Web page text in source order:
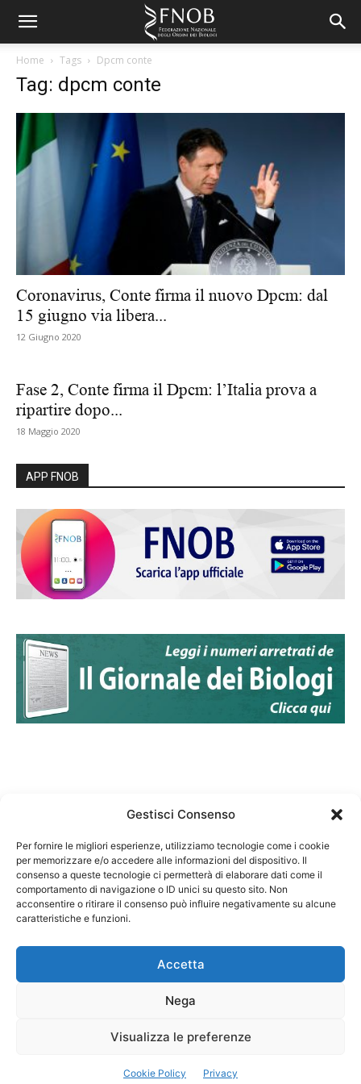
Gestisci Consenso
Per fornire le migliori esperienze, utilizziamo tecnologie come i cookie
per memorizzare e/o accedere alle informazioni del dispositivo. Il
consenso a queste tecnologie ci permetterà di elaborare dati come il
comportamento di navigazione o ID unici su questo sito. Non
acconsentire o ritirare il consenso può influire negativamente su alcune
caratteristiche e funzioni.
Accetta
Nega
Visualizza le preferenze
Cookie Policy Privacy
Home Tags Dpcm conte
Tag: dpcm conte
Coronavirus, Conte firma il nuovo Dpcm: dal
15 giugno via libera...
12 Giugno 2020
Fase 2, Conte firma il Dpcm: l’Italia prova a
ripartire dopo...
18 Maggio 2020
APP FNOB
Federazione Nazionale Degli Ordini dei Biologi:
codice fiscale 80069130583
Responsabile sito internet www.fnob.it: Vincenzo
Privacy Policy Cookie Policy
Rights Reserved.